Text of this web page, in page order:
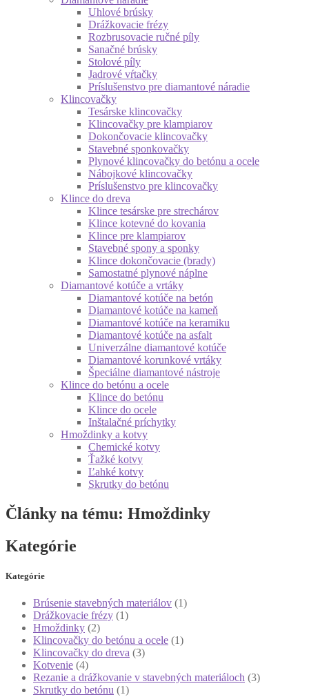
Uhlové brúsky
Drážkovacie frézy
Rozbrusovacie ručné píly
Sanačné brúsky
Stolové píly
Jadrové vŕtačky
Príslušenstvo pre diamantové náradie
Klincovačky
Tesárske klincovačky
Klincovačky pre klampiarov
Dokončovacie klincovačky
Stavebné sponkovačky
Plynové klincovačky do betónu a ocele
Nábojkové klincovačky
Príslušenstvo pre klincovačky
Klince do dreva
Klince tesárske pre strechárov
Klince kotevné do kovania
Klince pre klampiarov
Stavebné spony a sponky
Klince dokončovacie (brady)
Samostatné plynové náplne
Diamantové kotúče a vrtáky
Diamantové kotúče na betón
Diamantové kotúče na kameň
Diamantové kotúče na keramiku
Diamantové kotúče na asfalt
Univerzálne diamantové kotúče
Diamantové korunkové vrtáky
Špeciálne diamantové nástroje
Klince do betónu a ocele
Klince do betónu
Klince do ocele
Inštalačné príchytky
Hmoždinky a kotvy
Chemické kotvy
Ťažké kotvy
Ľahké kotvy
Skrutky do betónu
Články na tému: Hmoždinky
Kategórie
Kategórie
Brúsenie stavebných materiálov (1)
Drážkovacie frézy (1)
Hmoždinky (2)
Klincovačky do betónu a ocele (1)
Klincovačky do dreva (3)
Kotvenie (4)
Rezanie a drážkovanie v stavebných materiáloch (3)
Skrutky do betónu (1)